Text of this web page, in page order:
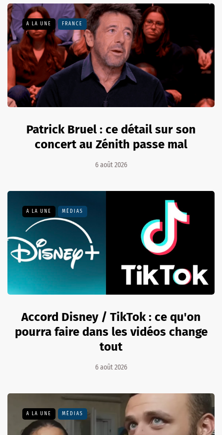
A LA UNE FRANCE
Patrick Bruel : ce détail sur son
concert au Zénith passe mal
6 août 2026
A LA UNE MÉDIAS
Accord Disney / TikTok : ce qu'on
pourra faire dans les vidéos change
tout
6 août 2026
A LA UNE MÉDIAS